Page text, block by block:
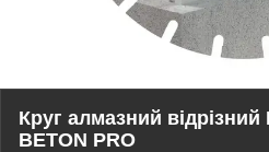
Круг алмазний
BETON PRO